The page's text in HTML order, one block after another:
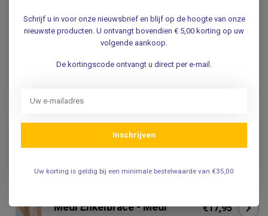
Foot Orthese voor Optimale
Loopondersteuning
€29,95
.
Enkelbandage – Verstelbare
Enkel Wikkel Bandage - Beige
€9,95
Medi Enkelbrace - Medi €17,95
Schrijf u in voor onze nieuwsbrief en blijf op de hoogte van onze
nieuwste producten. U ontvangt bovendien € 5,00 korting op uw
volgende aankoop.
De kortingscode ontvangt u direct per e-mail.
Inschrijven
Uw korting is geldig bij een minimale bestelwaarde van €35,00